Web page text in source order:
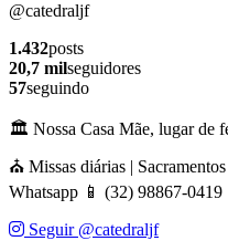
@catedraljf
1.432posts
20,7 milseguidores
57seguindo
🏛️ Nossa Casa Mãe, lugar de
⛪ Missas diárias |
Whatsapp 📱 (32) 98867-0419
Seguir @catedraljf